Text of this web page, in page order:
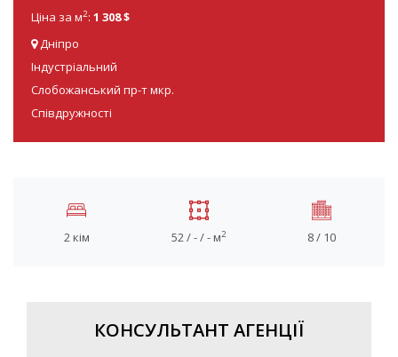
Ціна за м2: 1 308 $
Дніпро
Індустріальний
Слобожанський пр-т мкр.
Співдружності
2 кім 52 / - / - м2 8 / 10
КОНСУЛЬТАНТ АГЕНЦІЇ